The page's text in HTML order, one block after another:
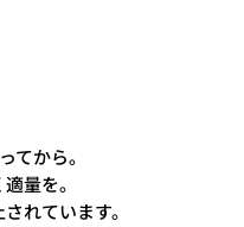
てから。
量を。
れています。